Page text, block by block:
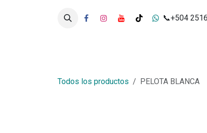
📞+504
Todos los productos PELOTA BLANCA